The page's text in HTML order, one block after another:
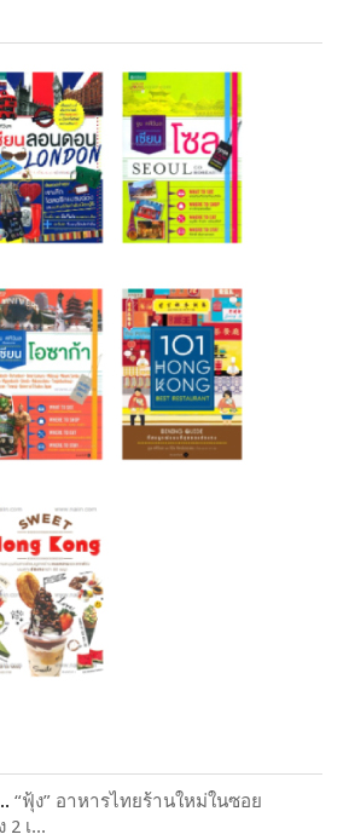
“ฟุ้ง” อาหารไทยร้านใหม่ในซอย
2 เ...